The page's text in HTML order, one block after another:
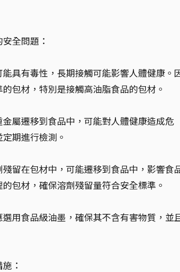
全問題：
具有毒性，長期接觸可能影響人體健康。
包材，特別是接觸高油脂食品的包材。
屬遷移到食品中，可能對人體健康造成危
期進行檢測。
留在包材中，可能遷移到食品中，影響食
包材，確保溶劑殘留量符合安全標準。
用食品級油墨，確保其不含有害物質，並
：